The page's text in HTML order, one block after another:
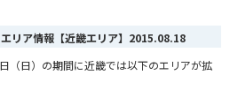
リア情報【近畿エリア】 2015.08.18
（日）の期間に近畿では以下のエリアが拡